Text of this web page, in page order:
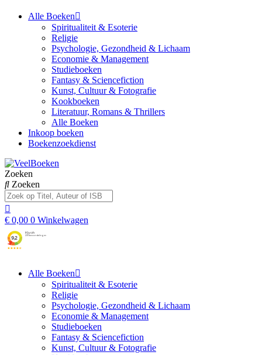
Alle Boeken
Spiritualiteit & Esoterie
Religie
Psychologie, Gezondheid & Lichaam
Economie & Management
Studieboeken
Fantasy & Sciencefiction
Kunst, Cultuur & Fotografie
Kookboeken
Literatuur, Romans & Thrillers
Alle Boeken
Inkoop boeken
Boekenzoekdienst
Zoeken
Zoeken
€ 0,00 0 Winkelwagen
Alle Boeken
Spiritualiteit & Esoterie
Religie
Psychologie, Gezondheid & Lichaam
Economie & Management
Studieboeken
Fantasy & Sciencefiction
Kunst, Cultuur & Fotografie